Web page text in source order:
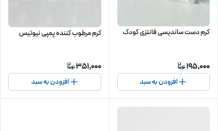
کرم دست ساندیسی فانتزی کودک
195,000
افزودن به سبد
کرم مرطوب کننده پمپی نیوتیس
351,000
افزودن به سبد